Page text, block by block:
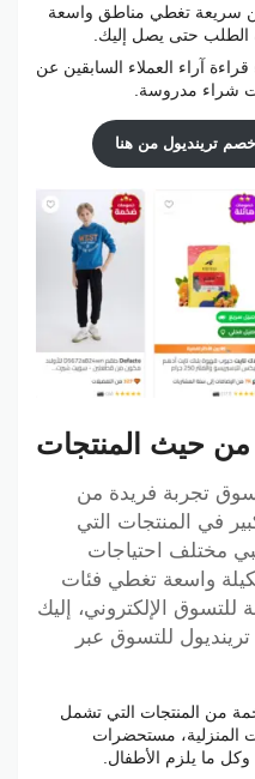
سريعة تغطي مناطق واسعة
الطلب حتى يصل إليك.
آراء العملاء السابقين عن
شراء مدروسة.
ترينديول من هنا
من حيث المنتجات
تجربة فريدة من
في المنتجات التي
مختلف احتياجات
واسعة تغطي فئات
الإلكتروني، إليك
للتسوق عبر
من المنتجات التي تشمل
المنزلية، مستحضرات
وكل ما يلزم الأطفال.